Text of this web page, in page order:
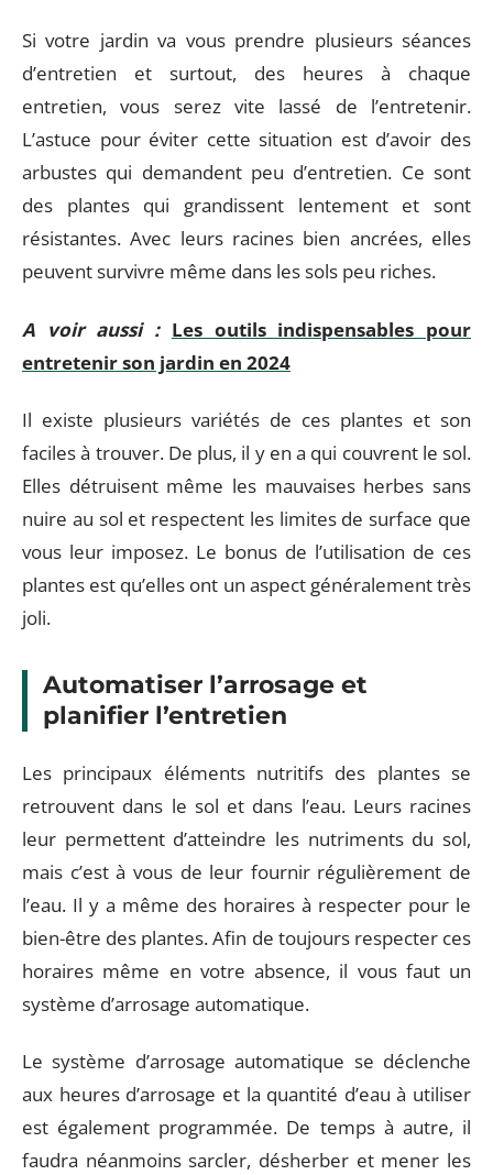
Si votre jardin va vous prendre plusieurs séances
d’entretien et surtout, des heures à chaque
entretien, vous serez vite lassé de l’entretenir.
L’astuce pour éviter cette situation est d’avoir des
arbustes qui demandent peu d’entretien. Ce sont
des plantes qui grandissent lentement et sont
résistantes. Avec leurs racines bien ancrées, elles
peuvent survivre même dans les sols peu riches.
A voir aussi : Les outils indispensables pour
entretenir son jardin en 2024
Il existe plusieurs variétés de ces plantes et son
faciles à trouver. De plus, il y en a qui couvrent le sol.
Elles détruisent même les mauvaises herbes sans
nuire au sol et respectent les limites de surface que
vous leur imposez. Le bonus de l’utilisation de ces
plantes est qu’elles ont un aspect généralement très
joli.
Automatiser l’arrosage et
planifier l’entretien
Les principaux éléments nutritifs des plantes se
retrouvent dans le sol et dans l’eau. Leurs racines
leur permettent d’atteindre les nutriments du sol,
mais c’est à vous de leur fournir régulièrement de
l’eau. Il y a même des horaires à respecter pour le
bien-être des plantes. Afin de toujours respecter ces
horaires même en votre absence, il vous faut un
système d’arrosage automatique.
Le système d’arrosage automatique se déclenche
aux heures d’arrosage et la quantité d’eau à utiliser
est également programmée. De temps à autre, il
faudra néanmoins sarcler, désherber et mener les